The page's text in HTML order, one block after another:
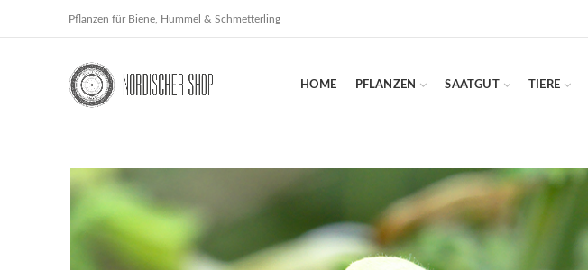
Pflanzen für Biene, Hummel & Schmetterling
HOME PFLANZEN SAATGUT TIERE